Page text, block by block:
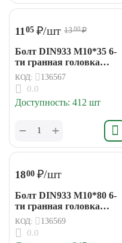
11 05 ₽/шт 1300 ₽
Болт DIN933 М10*35 6-
ти гранная головка
(15кг/523шт)
КОД: 136567
0.0
Доступность: 412 шт
+
−
1800 ₽/шт
Болт DIN933 М10*80 6-
ти гранная головка
(15кг/299шт)
КОД: 136569
0.0